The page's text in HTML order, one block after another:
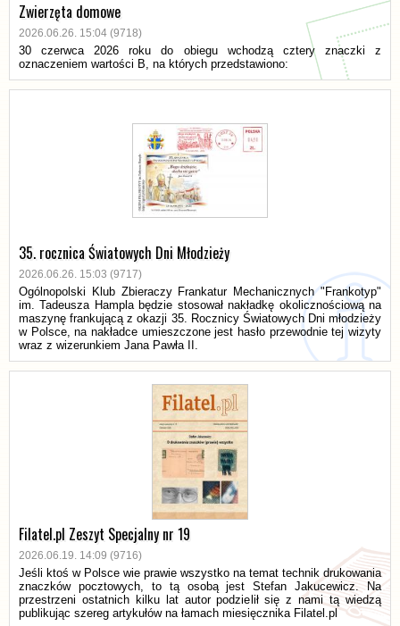
Zwierzęta domowe
2026.06.26. 15:04 (9718)
30 czerwca 2026 roku do obiegu wchodzą cztery znaczki z
oznaczeniem wartości B, na których przedstawiono:
35. rocznica Światowych Dni Młodzieży
2026.06.26. 15:03 (9717)
Ogólnopolski Klub Zbieraczy Frankatur Mechanicznych "Frankotyp"
im. Tadeusza Hampla będzie stosował nakładkę okolicznościową na
maszynę frankującą z okazji 35. Rocznicy Światowych Dni młodzieży
w Polsce, na nakładce umieszczone jest hasło przewodnie tej wizyty
wraz z wizerunkiem Jana Pawła II.
Filatel.pl Zeszyt Specjalny nr 19
2026.06.19. 14:09 (9716)
Jeśli ktoś w Polsce wie prawie wszystko na temat technik drukowania
znaczków pocztowych, to tą osobą jest Stefan Jakucewicz. Na
przestrzeni ostatnich kilku lat autor podzielił się z nami tą wiedzą
publikując szereg artykułów na łamach miesięcznika Filatel.pl